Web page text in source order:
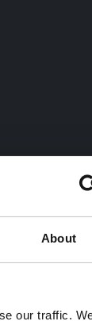
About
our traffic.